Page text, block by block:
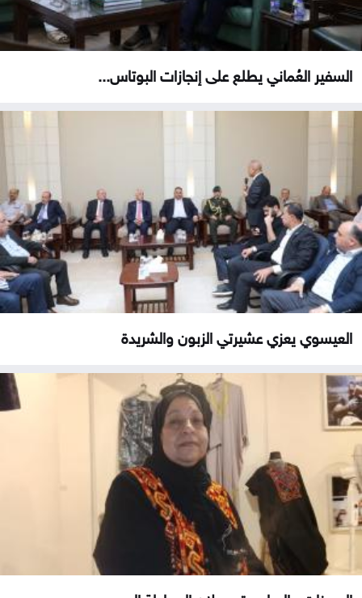
السفير العُماني يطلع على إنجازات البوتاس...
العيسوي يعزي عشيرتي الزبون والشريدة